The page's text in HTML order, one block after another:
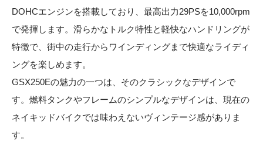
DOHCエンジンを搭載しており、最高出力29PSを10,000rpm
で発揮します。滑らかなトルク特性と軽快なハンドリングが
特徴で、街中の走行からワインディングまで快適なライディ
ングを楽しめます。
GSX250Eの魅力の一つは、そのクラシックなデザインで
す。燃料タンクやフレームのシンプルなデザインは、現在の
ネイキッドバイクでは味わえないヴィンテージ感がありま
す。